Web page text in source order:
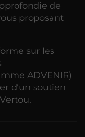
de
proposant
sur les
ADVENIR)
d'un soutien